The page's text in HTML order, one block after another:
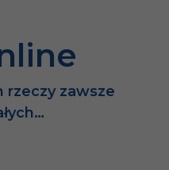
rzeczy zawsze